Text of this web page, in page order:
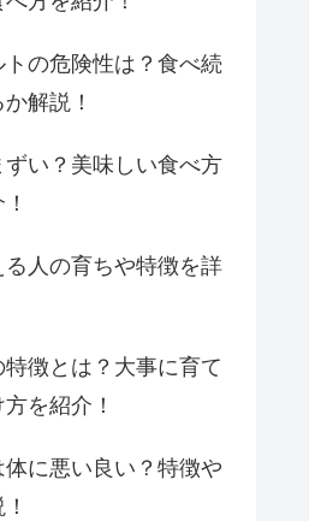
の危険性は？食べ続
解説！
い？美味しい食べ方
人の育ちや特徴を詳
徴とは？大事に育て
を紹介！
に悪い良い？特徴や